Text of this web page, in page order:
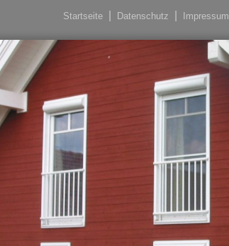
Startseite Datenschutz Impressum